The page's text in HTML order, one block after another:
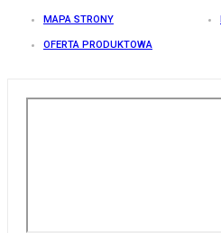
MAPA STRONY
OFERTA PRODUKTOWA